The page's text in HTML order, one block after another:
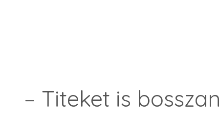
– Titeket is